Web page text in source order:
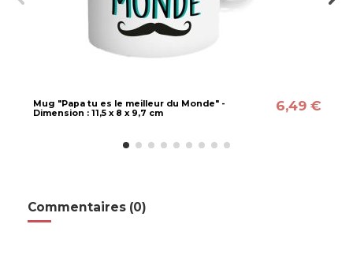
Mug "Papa tu es le meilleur du Monde" -
Dimension : 11,5 x 8 x 9,7 cm
6,49 €
Commentaires (0)